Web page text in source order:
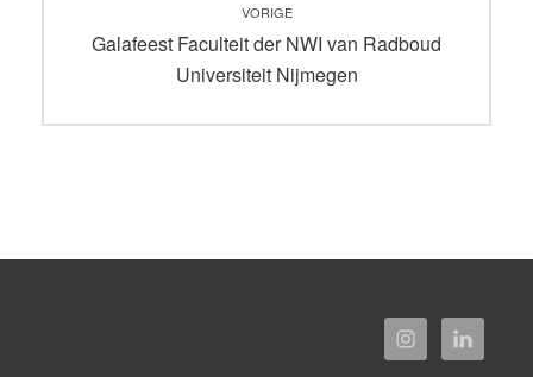
navigatie
VORIGE
Vorig
Galafeest Faculteit der NWI van Radboud
Universiteit Nijmegen